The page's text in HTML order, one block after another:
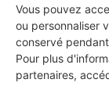
Vous pouvez
ou personnaliser
conservé
Pour plus
partenaires,